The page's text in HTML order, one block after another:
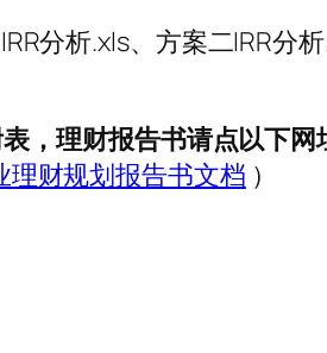
分析.xls、方案二IRR分
，理财报告书请点以下网
财规划报告书文档 ）